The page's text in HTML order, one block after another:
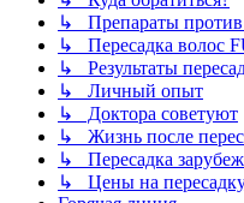
↳ Препараты против
↳ Пересадка волос
↳ Результаты
↳ Личный опыт
↳ Доктора советуют
↳ Жизнь после
↳ Пересадка
↳ Цены на